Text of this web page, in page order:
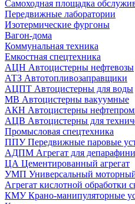
Самоходная площадка
Передвижные лаборатории
Изотермические фургоны
Вагон-дома
Коммунальная техника
Емкостная спецтехника
АЦН Автоцистерны нефтевозы
АТЗ Автотопливозаправщики
АЦПТ Автоцистерны для воды
МВ Автоцистерны вакуумные
АКН Автоцистерны
АЦВ Автоцистерны для
Промысловая спецтехника
ППУ Передвижные паровые
АДПМ Агрегат для
ЦА Цементированный агрегат
УМП Универсальный моторный
Агрегат кислотной обработки
КМУ Крано-манипуляторные